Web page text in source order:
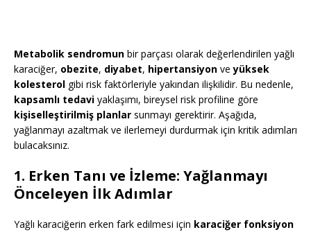
Metabolik sendromun bir parçası olarak değerlendirilen yağlı
karaciğer, obezite, diyabet, hipertansiyon veyüksek
kolesterol gibi risk faktörleriyle yakından ilişkilidir. Bu nedenle,
kapsamlı tedavi yaklaşımı, bireysel risk profiline göre
kişiselleştirilmiş planlar sunmayı gerektirir. Aşağıda,
yağlanmayı azaltmak ve ilerlemeyi durdurmak için kritik adımları
bulacaksınız.
1. Erken Tanı ve İzleme: Yağlanmayı
Önceleyen İlk Adımlar
Yağlı karaciğerin erken fark edilmesi için karaciğer fonksiyon